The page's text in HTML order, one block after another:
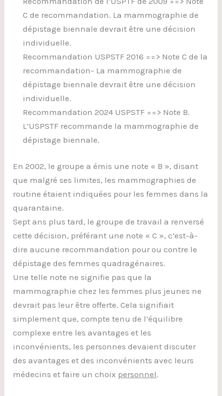
C de recommandation. La mammographie de
dépistage biennale devrait être une décision
individuelle.
Recommandation USPSTF 2016 ==> Note C de la
recommandation- La mammographie de
dépistage biennale devrait être une décision
individuelle.
Recommandation 2024 USPSTF ==> Note B.
L’USPSTF recommande la mammographie de
dépistage biennale.
En 2002, le groupe a émis une note « B », disant
que malgré ses limites, les mammographies de
routine étaient indiquées pour les femmes dans la
quarantaine.
Sept ans plus tard, le groupe de travail a renversé
cette décision, préférant une note « C », c’est-à-
dire aucune recommandation pour ou contre le
dépistage des femmes quadragénaires.
Une telle note ne signifie pas que la
mammographie chez les femmes plus jeunes ne
devrait pas leur être offerte. Cela signifiait
simplement que, compte tenu de l’équilibre
complexe entre les avantages et les
inconvénients, les personnes devaient discuter
des avantages et des inconvénients avec leurs
médecins et faire un choix personnel.